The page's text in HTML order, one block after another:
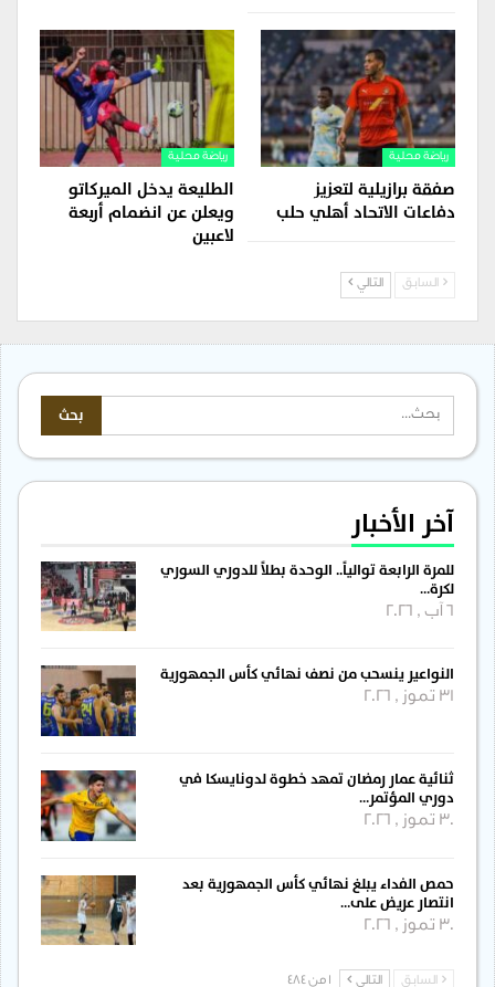
رياضة محلية
صفقة برازيلية لتعزيز
دفاعات الاتحاد أهلي حلب
رياضة محلية
الطليعة يدخل الميركاتو
ويعلن عن انضمام أربعة
لاعبين
السابق التالي
آخر الأخبار
للمرة الرابعة توالياً.. الوحدة بطلاً للدوري السوري
لكرة…
النواعير ينسحب من نصف نهائي كأس الجمهورية
31 تموز , 2026
ثنائية عمار رمضان تمهد خطوة لدونايسكا في
دوري المؤتمر…
30 تموز , 2026
حمص الفداء يبلغ نهائي كأس الجمهورية بعد
انتصار عريض على…
30 تموز , 2026
السابق التالي